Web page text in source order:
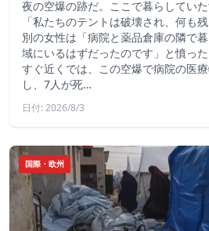
夜の空爆の跡だ。ここで暮らしてい
「私たちのテントは破壊され、何も
別の女性は「病院と薬品倉庫の隣で
域にいるはずだったのです」と憤っ
すぐ近くでは、この空爆で病院の医
し、7人が死…
日付: 2026/8/3
国際・欧州